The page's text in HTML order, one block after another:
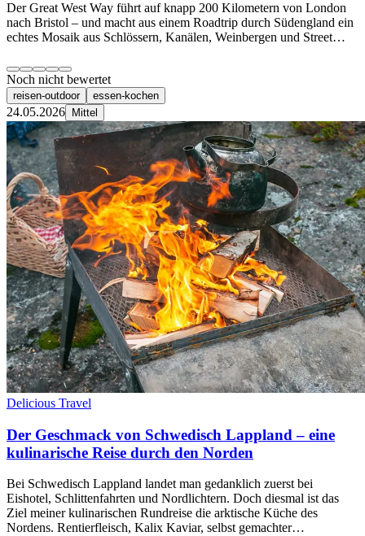
Der Great West Way führt auf knapp 200 Kilometern von London
nach Bristol – und macht aus einem Roadtrip durch Südengland ein
echtes Mosaik aus Schlössern, Kanälen, Weinbergen und Street…
Noch nicht bewertet
reisen-outdoor essen-kochen
24.05.2026 Mittel
Delicious Travel
Der Geschmack von Schwedisch Lappland – eine
kulinarische Reise durch den Norden
Bei Schwedisch Lappland landet man gedanklich zuerst bei
Eishotel, Schlittenfahrten und Nordlichtern. Doch diesmal ist das
Ziel meiner kulinarischen Rundreise die arktische Küche des
Nordens. Rentierfleisch, Kalix Kaviar, selbst gemachter…